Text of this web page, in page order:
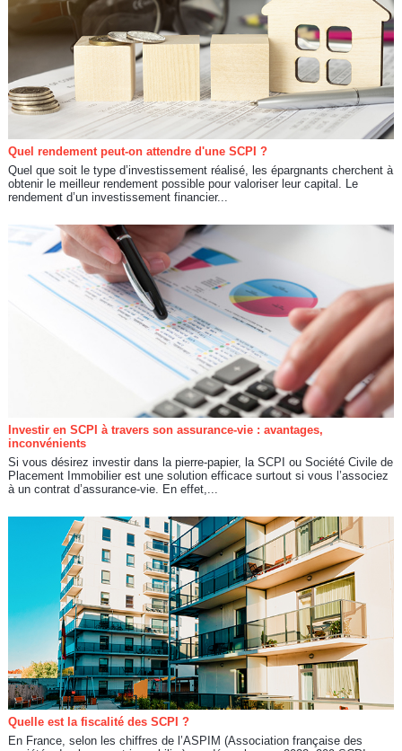
Quel rendement peut-on attendre d'une SCPI ?
Quel que soit le type d’investissement réalisé, les épargnants cherchent à
obtenir le meilleur rendement possible pour valoriser leur capital. Le
rendement d’un investissement financier...
Investir en SCPI à travers son assurance-vie : avantages,
inconvénients
Si vous désirez investir dans la pierre-papier, la SCPI ou Société Civile de
Placement Immobilier est une solution efficace surtout si vous l’associez
à un contrat d’assurance-vie. En effet,...
Quelle est la fiscalité des SCPI ?
En France, selon les chiffres de l’ASPIM (Association française des